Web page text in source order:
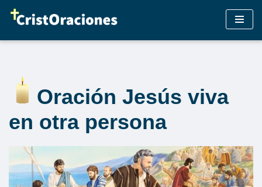
Oración Jesús viva
en otra persona